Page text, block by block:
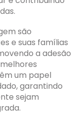
são
e suas famílias
a adesão
um papel
garantindo
sejam